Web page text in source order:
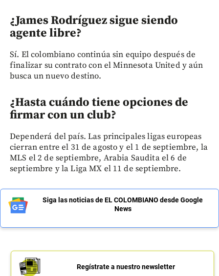
¿James Rodríguez sigue siendo
agente libre?
Sí. El colombiano continúa sin equipo después de
finalizar su contrato con el Minnesota United y aún
busca un nuevo destino.
¿Hasta cuándo tiene opciones de
firmar con un club?
Dependerá del país. Las principales ligas europeas
cierran entre el 31 de agosto y el 1 de septiembre, la
MLS el 2 de septiembre, Arabia Saudita el 6 de
septiembre y la Liga MX el 11 de septiembre.
Siga las noticias de EL COLOMBIANO desde Google
News
Regístrate a nuestro newsletter